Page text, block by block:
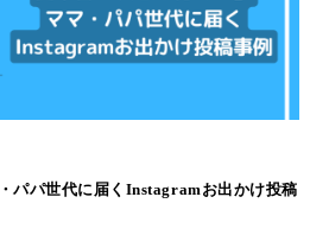
パパ世代に届くInstagramお出かけ投稿